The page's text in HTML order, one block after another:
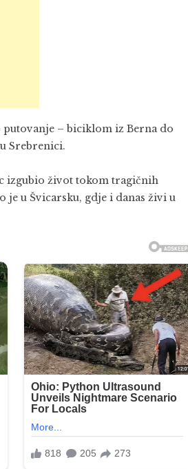
– biciklom iz Berna do
Srebrenici.
izgubio život tokom tragičnih
je u Švicarsku, gdje i danas živi u